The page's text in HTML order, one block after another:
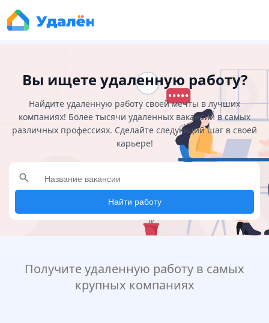
Вы ищете удаленную работу?
Найдите удаленную работу своей мечты в лучших
компаниях! Более тысячи удаленных вакансий в самых
различных профессиях. Сделайте следующий шаг в своей
карьере!
search
Найти работу
Получите удаленную работу в самых
крупных компаниях